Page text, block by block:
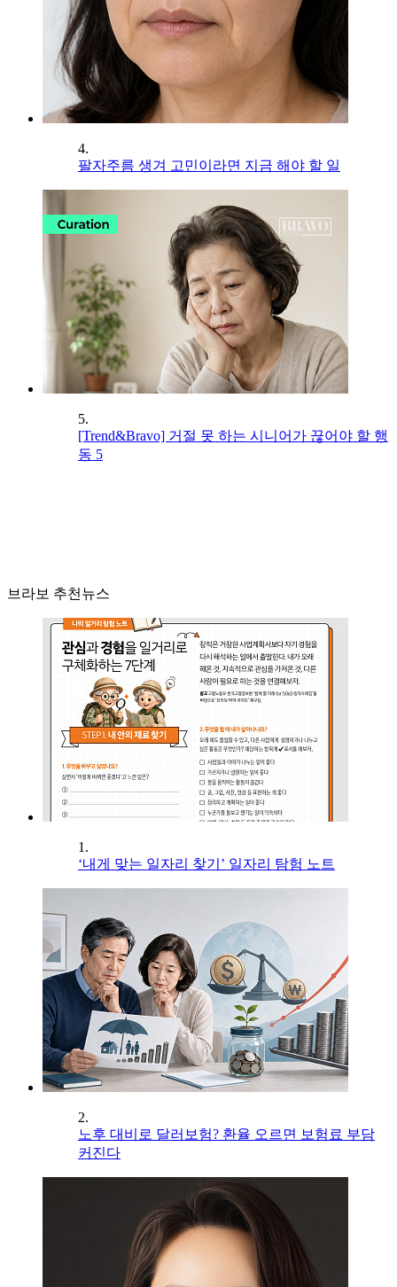
4.
팔자주름 생겨 고민이라면 지금 해야 할 일
5.
[Trend&Bravo] 거절 못 하는 시니어가 끊어야 할 행
동 5
브라보 추천뉴스
1.
‘내게 맞는 일자리 찾기’ 일자리 탐험 노트
2.
노후 대비로 달러보험? 환율 오르면 보험료 부담
커진다